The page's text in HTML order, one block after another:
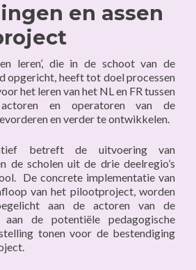
en assen
leren’, die in de schoot van de
opgericht, heeft tot doel processen
het leren van het NL en FR tussen
en operatoren van de
en verder te ontwikkelen.
betreft de uitvoering van
de scholen uit de drie deelregio’s
De concrete implementatie van
van het pilootproject, worden
aan de actoren van de
aan de potentiële pedagogische
tonen voor de bestendiging